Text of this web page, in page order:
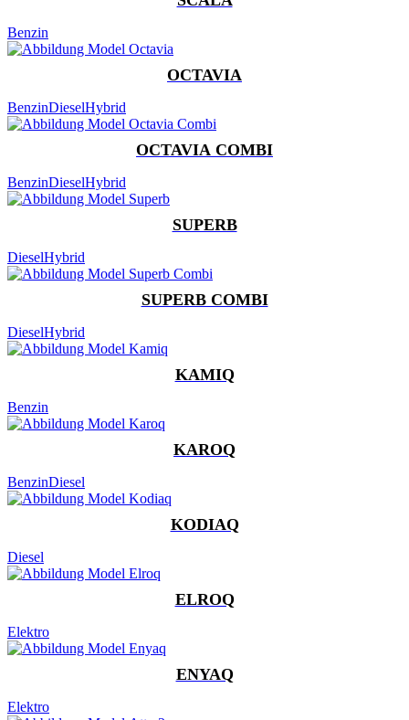
Benzin
OCTAVIA
BenzinDieselHybrid
OCTAVIA COMBI
BenzinDieselHybrid
SUPERB
DieselHybrid
SUPERB COMBI
DieselHybrid
KAMIQ
Benzin
KAROQ
BenzinDiesel
KODIAQ
Diesel
ELROQ
Elektro
ENYAQ
Elektro